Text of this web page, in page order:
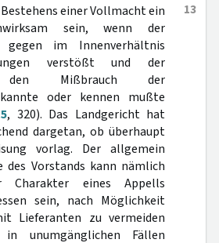
13
einer Vollmacht ein
sein, wenn der
gegen im Innenverhältnis
verstößt und der
den Mißbrauch der
oder kennen mußte
, 320). Das Landgericht hat
dargetan, ob überhaupt
vorlag. Der allgemein
des Vorstands kann nämlich
Charakter eines Appells
sein, nach Möglichkeit
Lieferanten zu vermeiden
unumgänglichen Fällen